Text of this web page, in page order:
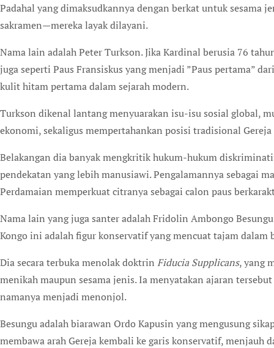
Padahal yang dimaksudkannya dengan berkat untuk sesama
sakramen—mereka layak dilayani.
Nama lain adalah Peter Turkson. Jika Kardinal berusia 76
juga seperti Paus Fransiskus yang menjadi ”Paus pertama”
kulit hitam pertama dalam sejarah modern.
Turkson dikenal lantang menyuarakan isu-isu sosial global,
ekonomi, sekaligus mempertahankan posisi tradisional
Belakangan dia banyak mengkritik hukum-hukum
pendekatan yang lebih manusiawi. Pengalamannya sebagai
Perdamaian memperkuat citranya sebagai calon paus
Nama lain yang juga santer adalah Fridolin Ambongo
Kongo ini adalah figur konservatif yang mencuat tajam dalam
Dia secara terbuka menolak doktrin Fiducia Supplicans, yang
menikah maupun sesama jenis. Ia menyatakan ajaran
namanya menjadi menonjol.
Besungu adalah biarawan Ordo Kapusin yang mengusung
membawa arah Gereja kembali ke garis konservatif, menjauh